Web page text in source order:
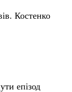
Костенко
епізод